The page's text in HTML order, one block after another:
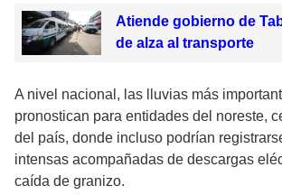
Atiende gobierno de
de alza al transporte
A nivel nacional, las lluvias más
pronostican para entidades del noreste,
del país, donde incluso podrían
intensas acompañadas de descargas
caída de granizo.